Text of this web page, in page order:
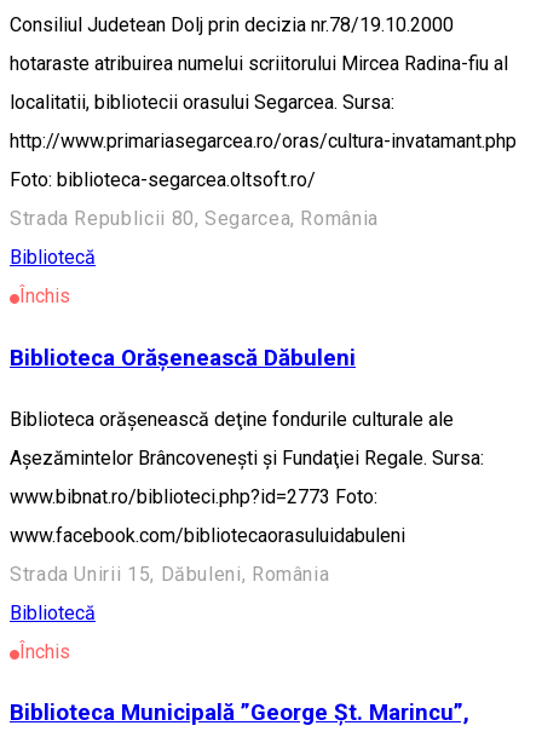
Consiliul Judetean Dolj prin decizia nr.78/19.10.2000
hotaraste atribuirea numelui scriitorului Mircea Radina-fiu al
localitatii, bibliotecii orasului Segarcea. Sursa:
http://www.primariasegarcea.ro/oras/cultura-invatamant.php
Foto: biblioteca-segarcea.oltsoft.ro/
Strada Republicii 80, Segarcea, România
Bibliotecă
Închis
Biblioteca Orăşenească Dăbuleni
Biblioteca orăşenească deţine fondurile culturale ale
Aşezămintelor Brâncoveneşti şi Fundaţiei Regale. Sursa:
www.bibnat.ro/biblioteci.php?id=2773 Foto:
www.facebook.com/bibliotecaorasuluidabuleni
Strada Unirii 15, Dăbuleni, România
Bibliotecă
Închis
Biblioteca Municipală ”George Şt. Marincu”,